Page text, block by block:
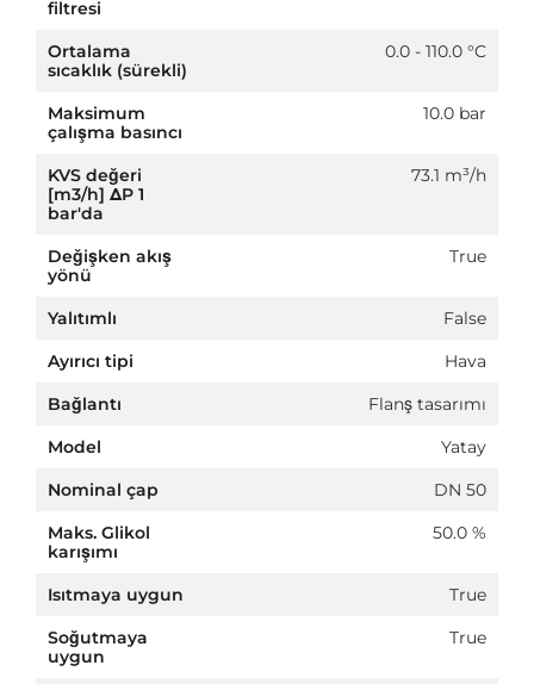
filtresi
Ortalama
sıcaklık (sürekli)
0.0 - 110.0 °C
Maksimum
çalışma basıncı
10.0 bar
KVS değeri
[m3/h] ΔP 1
bar'da
73.1 m³/h
Değişken akış
yönü
True
Yalıtımlı
False
Ayırıcı tipi
Hava
Bağlantı
Flanş tasarımı
Model
Yatay
Nominal çap
DN 50
Maks. Glikol
karışımı
50.0 %
Isıtmaya uygun
True
Soğutmaya
uygun
True